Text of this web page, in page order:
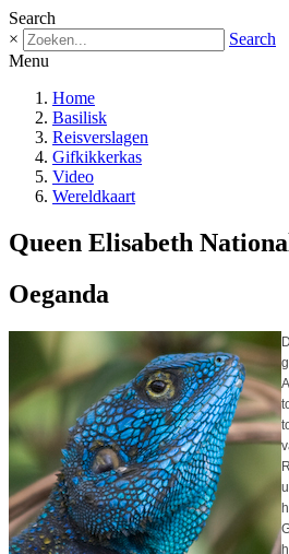
Search
×
Search
Menu
Home
Basilisk
Reisverslagen
Gifkikkerkas
Video
Wereldkaart
Queen Elisabeth
Oeganda